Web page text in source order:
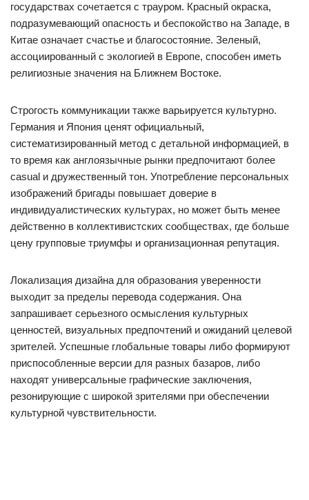
государствах сочетается с трауром. Красный окраска,
подразумевающий опасность и беспокойство на Западе, в
Китае означает счастье и благосостояние. Зеленый,
ассоциированный с экологией в Европе, способен иметь
религиозные значения на Ближнем Востоке.
Строгость коммуникации также варьируется культурно.
Германия и Япония ценят официальный,
систематизированный метод с детальной информацией, в
то время как англоязычные рынки предпочитают более
casual и дружественный тон. Употребление персональных
изображений бригады повышает доверие в
индивидуалистических культурах, но может быть менее
действенно в коллективистских сообществах, где больше
цену групповые триумфы и организационная репутация.
Локализация дизайна для образования уверенности
выходит за пределы перевода содержания. Она
запрашивает серьезного осмысления культурных
ценностей, визуальных предпочтений и ожиданий целевой
зрителей. Успешные глобальные товары либо формируют
приспособленные версии для разных базаров, либо
находят универсальные графические заключения,
резонирующие с широкой зрителями при обеспечении
культурной чувствительности.